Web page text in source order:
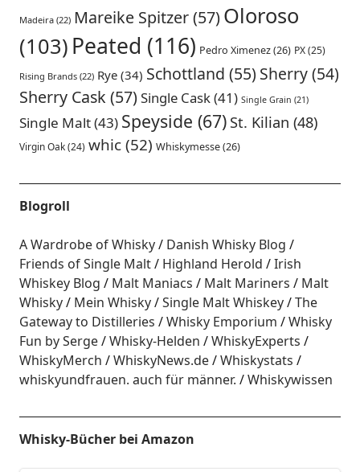
Madeira(22) Mareike Spitzer(57)Oloroso
(103) Peated (116) Pedro Ximenez(26) PX(25)
Rising Brands(22) Rye(34) Schottland (55) Sherry(54)
Sherry Cask (57)Single Cask(41) Single Grain (21)
Single Malt(43) Speyside (67) St. Kilian (48)
Virgin Oak(24) whic(52) Whiskymesse(26)
Blogroll
A Wardrobe of Whisky
Danish Whisky Blog
Friends of Single Malt
Highland Herold
Irish
Whiskey Blog
Malt Maniacs Malt Mariners
Malt
Whisky
Mein Whisky Single Malt Whiskey
The
Gateway to Distilleries
Whisky Emporium
Whisky
Fun by Serge
Whisky-Helden
WhiskyExperts
WhiskyMerch
WhiskyNews.de
Whiskystats
whiskyundfrauen. auch für männer.
Whiskywissen
Whisky-Bücher bei Amazon